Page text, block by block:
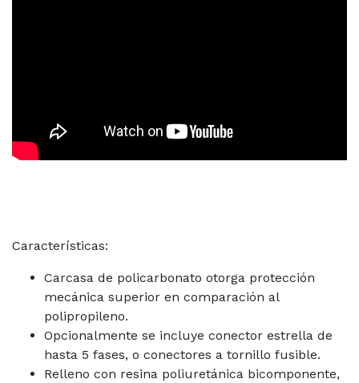
Características:
Carcasa de policarbonato otorga protección
mecánica superior en comparación al
polipropileno.
Opcionalmente se incluye conector estrella de
hasta 5 fases, o conectores a tornillo fusible.
Relleno con resina poliuretánica bicomponente,